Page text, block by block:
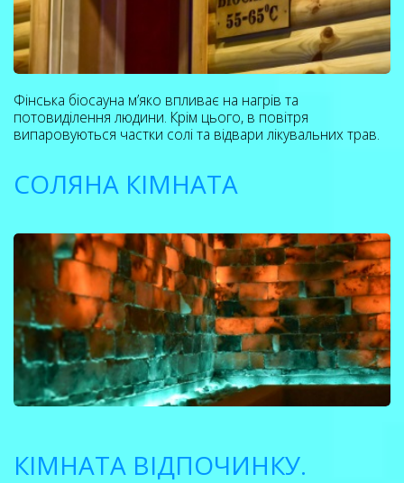
Фінська біосауна м’яко впливає на нагрів та
потовиділення людини. Крім цього, в повітря
випаровуються частки солі та відвари лікувальних трав.
СОЛЯНА КІМНАТА
КІМНАТА ВІДПОЧИНКУ.